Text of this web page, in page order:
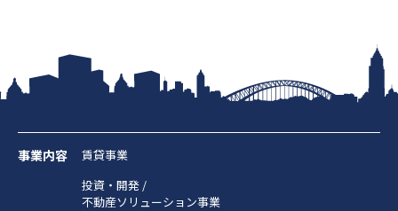
事業内容
賃貸事業
投資・開発 /
不動産ソリューション事業